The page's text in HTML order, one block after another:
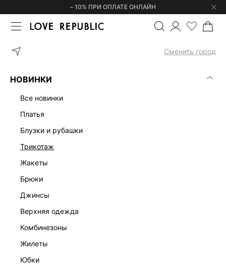
– 10% ПРИ ОПЛАТЕ ОНЛАЙН
Сменить город
НОВИНКИ
все новинки
платья
блузки и рубашки
трикотаж
жакеты
брюки
джинсы
верхняя одежда
комбинезоны
жилеты
юбки
ГЛАВНАЯ
БОЛЬШИЕ НАТУРАЛЬНАЯ КОЖА